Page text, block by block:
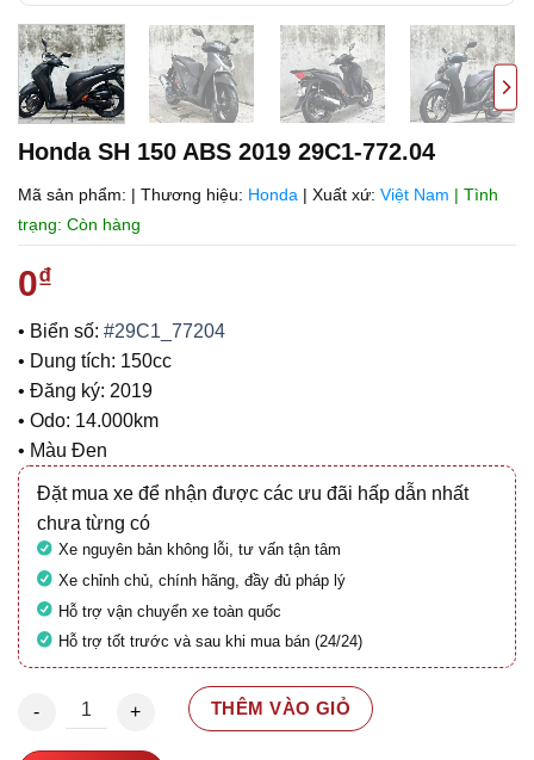
Honda SH 150 ABS 2019 29C1-772.04
Mã sản phẩm: | Thương hiệu: Honda | Xuất xứ: Việt Nam | Tình
trạng: Còn hàng
0₫
• Biển số: #29C1_77204
• Dung tích: 150cc
• Đăng ký: 2019
• Odo: 14.000km
• Màu Đen
Đặt mua xe để nhận được các ưu đãi hấp dẫn nhất
chưa từng có
Xe nguyên bản không lỗi, tư vấn tận tâm
Xe chỉnh chủ, chính hãng, đầy đủ pháp lý
Hỗ trợ vận chuyển xe toàn quốc
Hỗ trợ tốt trước và sau khi mua bán (24/24)
Honda SH 150 ABS 2019 29C1-772.04 số lượng
THÊM VÀO GIỎ